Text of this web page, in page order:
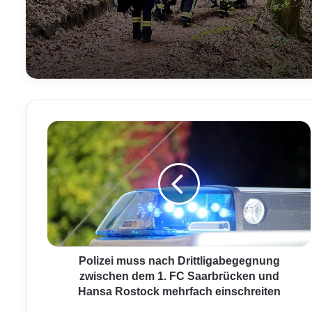
P
l
i
u
Polizei muss nach Drittligabegegnung
zwischen dem 1. FC Saarbrücken und
Hansa Rostock mehrfach einschreiten